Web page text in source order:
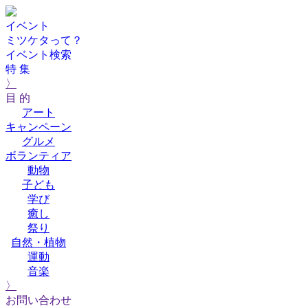
イベント
ミツケタって？
イベント検索
特 集
〉
目 的
アート
キャンペーン
グルメ
ボランティア
動物
子ども
学び
癒し
祭り
自然・植物
運動
音楽
〉
お問い合わせ